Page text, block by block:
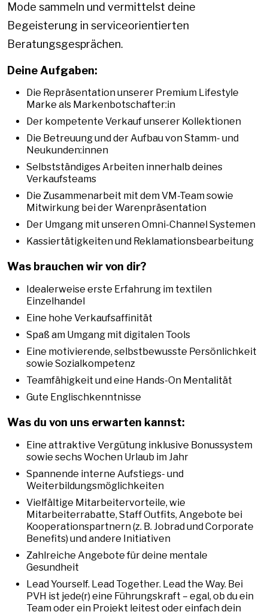
Mode sammeln und vermittelst deine
Begeisterung in serviceorientierten
Beratungsgesprächen.
Deine Aufgaben:
Die Repräsentation unserer Premium Lifestyle
Marke als Markenbotschafter:in
Der kompetente Verkauf unserer Kollektionen
Die Betreuung und der Aufbau von Stamm- und
Neukunden:innen
Selbstständiges Arbeiten innerhalb deines
Verkaufsteams
Die Zusammenarbeit mit dem VM-Team sowie
Mitwirkung bei der Warenpräsentation
Der Umgang mit unseren Omni-Channel Systemen
Kassiertätigkeiten und Reklamationsbearbeitung
Was brauchen wir von dir?
Idealerweise erste Erfahrung im textilen
Einzelhandel
Eine hohe Verkaufsaffinität
Spaß am Umgang mit digitalen Tools
Eine motivierende, selbstbewusste Persönlichkeit
sowie Sozialkompetenz
Teamfähigkeit und eine Hands-On Mentalität
Gute Englischkenntnisse
Was du von uns erwarten kannst:
Eine attraktive Vergütung inklusive Bonussystem
sowie sechs Wochen Urlaub im Jahr
Spannende interne Aufstiegs- und
Weiterbildungsmöglichkeiten
Vielfältige Mitarbeitervorteile, wie
Mitarbeiterrabatte, Staff Outfits, Angebote bei
Kooperationspartnern (z. B. Jobrad und Corporate
Benefits) und andere Initiativen
Zahlreiche Angebote für deine mentale
Gesundheit
Lead Yourself. Lead Together. Lead the Way. Bei
PVH ist jede(r) eine Führungskraft – egal, ob du ein
Team oder ein Projekt leitest oder einfach dein